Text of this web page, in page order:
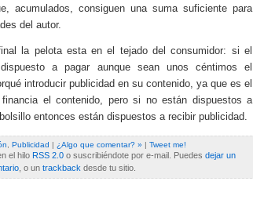
acumulados, consiguen una suma suficiente para
del autor.
la pelota esta en el tejado del consumidor: si el
a pagar aunque sean unos céntimos el
introducir publicidad en su contenido, ya que es el
el contenido, pero si no están dispuestos a
entonces están dispuestos a recibir publicidad.
Publicidad | ¿Algo que comentar? » | Tweet me!
el hilo RSS 2.0o suscribiéndote por e-mail. Puedes dejar un
, o un trackback desde tu sitio.